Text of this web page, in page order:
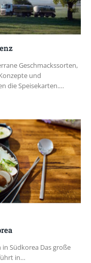
Geschmackssorten,
und
die Speisekarten.…
Südkorea Das große
in…